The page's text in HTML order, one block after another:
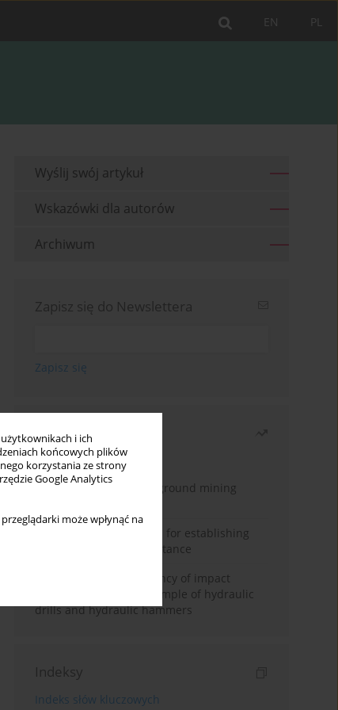
i ich
końcowych plików
korzystania ze strony
Google Analytics
może wpłynąć na
PL
EN
Wyślij swój artykuł
Wskazówki dla autorów
Archiwum
Zapisz się do Newslettera
Najczęściej czytane
Miesiąc
Rok
Methodology for underground mining
New theoretical method for establishing
indentation rolling resistance
Evaluation of the efficiency of impact
mechanisms on the example of hydraulic
drills and hydraulic hammers
Indeksy
Indeks słów kluczowych